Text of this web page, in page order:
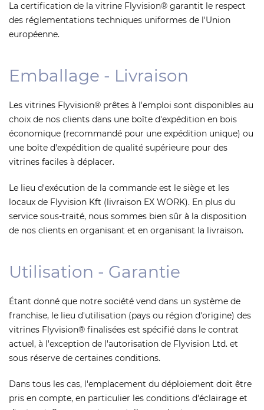
La certification de la vitrine Flyvision® garantit le respect
des réglementations techniques uniformes de l'Union
européenne.
Emballage - Livraison
Les vitrines Flyvision® prêtes à l'emploi sont disponibles au
choix de nos clients dans une boîte d'expédition en bois
économique (recommandé pour une expédition unique) ou
une boîte d'expédition de qualité supérieure pour des
vitrines faciles à déplacer.
Le lieu d'exécution de la commande est le siège et les
locaux de Flyvision Kft (livraison EX WORK). En plus du
service sous-traité, nous sommes bien sûr à la disposition
de nos clients en organisant et en organisant la livraison.
Utilisation - Garantie
Étant donné que notre société vend dans un système de
franchise, le lieu d'utilisation (pays ou région d'origine) des
vitrines Flyvision® finalisées est spécifié dans le contrat
actuel, à l'exception de l'autorisation de Flyvision Ltd. et
sous réserve de certaines conditions.
Dans tous les cas, l'emplacement du déploiement doit être
pris en compte, en particulier les conditions d'éclairage et